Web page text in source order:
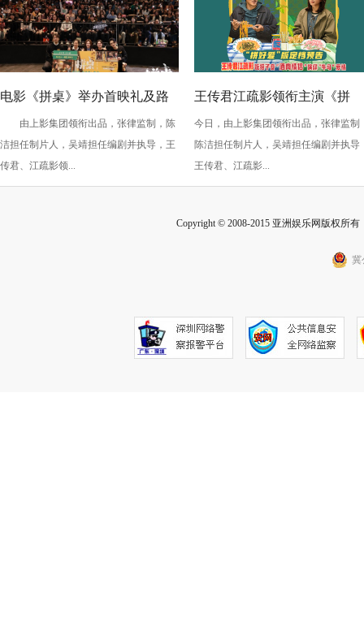
电影《拼桌》举办首映礼及路
演 白色情人节相约搭子稳稳幸
福
由上影集团领衔出品，张律监制，陈
洁担任制片人，吴靖担任编剧并执导，王
传君、江疏影领...
王传君江疏影领衔主演《拼
桌》定档3月14日
今日，由上影集团领衔出品，张律监制
陈洁担任制片人，吴靖担任编剧并执导
王传君、江疏影...
Copyright © 2008-2015 亚洲娱乐网版权所
冀